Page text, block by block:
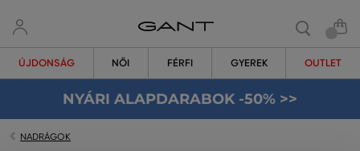
ÚJDONSÁG NŐI FÉRFI GYEREK OUTLET
NYÁRI ALAPDARABOK -50% >>
NADRÁGOK